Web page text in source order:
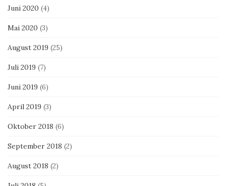
Juni 2020 (4)
Mai 2020 (3)
August 2019 (25)
Juli 2019 (7)
Juni 2019 (6)
April 2019 (3)
Oktober 2018 (6)
September 2018 (2)
August 2018 (2)